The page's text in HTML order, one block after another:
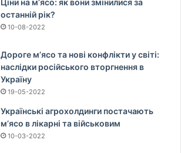
Ціни на м’ясо: як вони змінилися за
останній рік?
10-08-2022
Дороге м’ясо та нові конфлікти у світі:
наслідки російського вторгнення в
Україну
19-05-2022
Українські агрохолдинги постачають
м’ясо в лікарні та військовим
10-03-2022